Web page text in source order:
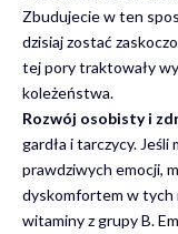
Zbudujecie w ten
dzisiaj zostać
tej pory traktowały
koleżeństwa.
Rozwój osobisty i
gardła i tarczycy.
prawdziwych emocji,
dyskomfortem w tych
witaminy z grupy B.